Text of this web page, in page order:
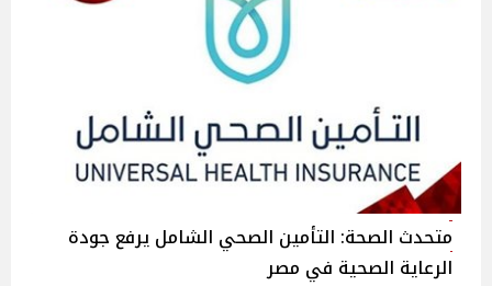
متحدث الصحة: التأمين الصحي الشامل يرفع جودة
الرعاية الصحية في مصر